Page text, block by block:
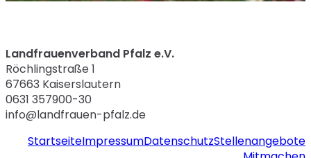
Landfrauenverband Pfalz e.V.
Röchlingstraße 1
67663 Kaiserslautern
0631 357900-30
info@landfrauen-pfalz.de
StartseiteImpressumDatenschutzStellenangebote